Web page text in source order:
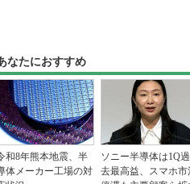
なたにおすすめ
和8年熊本地震、半
体メーカー工場の対
ソニー半導体は1Q過
去最高益、スマホ市